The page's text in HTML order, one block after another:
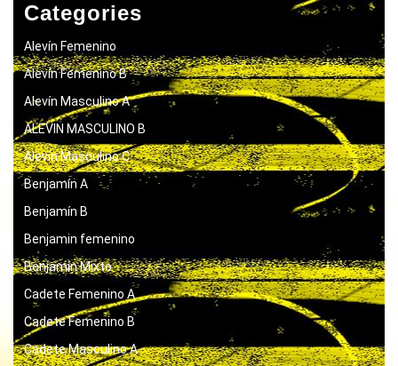
Categories
Alevín Femenino
Alevín Femenino B
Alevín Masculino A
ALEVIN MASCULINO B
Alevín Masculino C
Benjamín A
Benjamín B
Benjamin femenino
Benjamín Mixto
Cadete Femenino A
Cadete Femenino B
Cadete Masculino A